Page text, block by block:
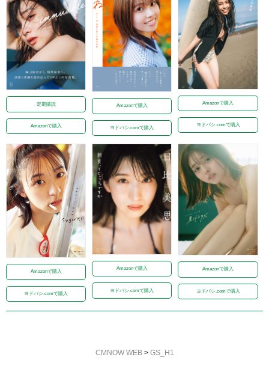
定期購読
Amazonで購入
Amazonで購入
ヨドバシ.comで購入
Amazonで購入
ヨドバシ.comで購入
Amazonで購入
ヨドバシ.comで購入
Amazonで購入
ヨドバシ.comで購入
Amazonで購入
ヨドバシ.comで購入
CMNOW WEB> GS_H1